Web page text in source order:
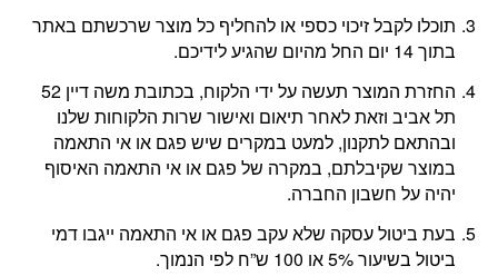
תוכלו לקבל זיכוי כספי או להחליף כל מוצר שרכשתם באתר
בתוך 14 יום החל מהיום שהגיע לידיכם.
החזרת המוצר תעשה על ידי הלקוח, בכתובת משה דיין 52
תל אביב וזאת לאחר תיאום ואישור שרות הלקוחות שלנו
ובהתאם לתקנון, למעט במקרים שיש פגם או אי התאמה
במוצר שקיבלתם, במקרה של פגם או אי התאמה האיסוף
יהיה על חשבון החברה.
בעת ביטול עסקה שלא עקב פגם או אי התאמה ייגבו דמי
ביטול בשיעור 5% או 100 ש”ח לפי הנמוך.